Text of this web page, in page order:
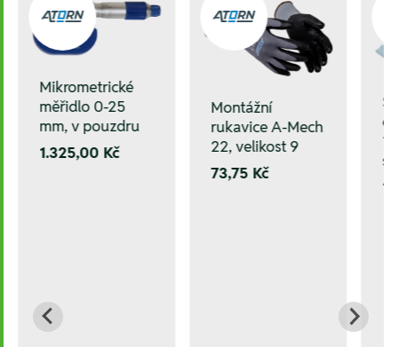
Mikrometrické
měřidlo 0-25
mm, v pouzdru
1.325,00 Kč
Montážní
rukavice A-Mech
22, velikost 9
73,75 Kč